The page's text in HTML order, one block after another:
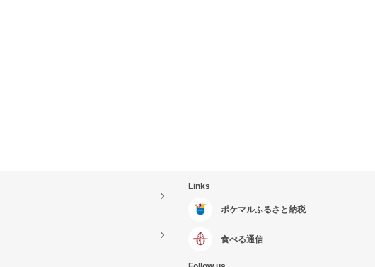
Links
ポケマルふるさと納税
食べる通信